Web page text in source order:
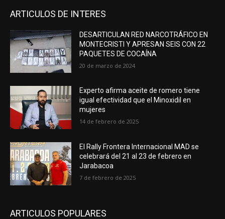
ARTICULOS DE INTERES
DESARTICULAN RED NARCOTRÁFICO EN
MONTECRISTI Y APRESAN SEIS CON 22
PAQUETES DE COCAÍNA
20 de marzo de 2024
Experto afirma aceite de romero tiene
igual efectividad que el Minoxidil en
mujeres
14 de febrero de 2025
El Rally Frontera Internacional MAD se
celebrará del 21 al 23 de febrero en
Jarabacoa
7 de febrero de 2025
ARTICULOS POPULARES